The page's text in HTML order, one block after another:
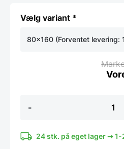
Vælg variant *
80x160 (Forventet levering:
-
spejl
-
24 stk. på eget lager ➞